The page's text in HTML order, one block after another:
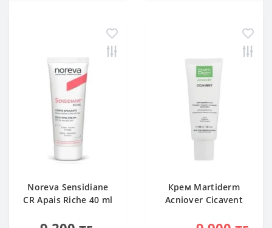
Noreva Sensidiane
CR Apais Riche 40 ml
Крем Martiderm
Acniover Cicavent
дақтар мен